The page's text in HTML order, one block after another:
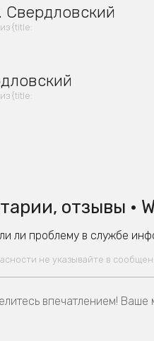
Свердловский
{title:
{title:
отзывы •
ли проблему в службе
не указывайте в